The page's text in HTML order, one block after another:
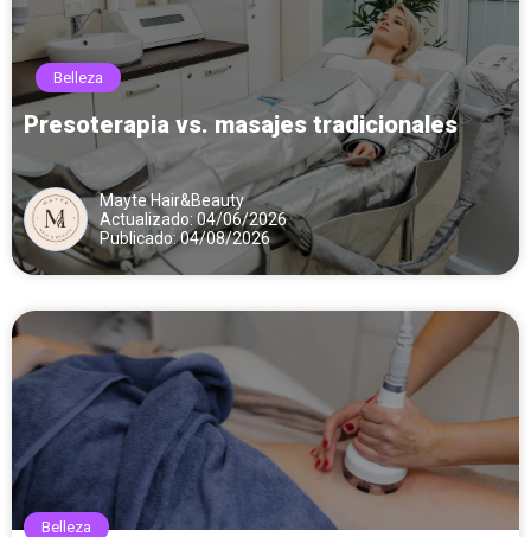
Belleza
Presoterapia vs. masajes tradicionales
Mayte Hair&Beauty
Actualizado: 04/06/2026
Publicado: 04/08/2026
Belleza